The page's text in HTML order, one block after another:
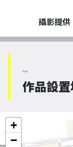
攝影提供
Map
作品設
+
−